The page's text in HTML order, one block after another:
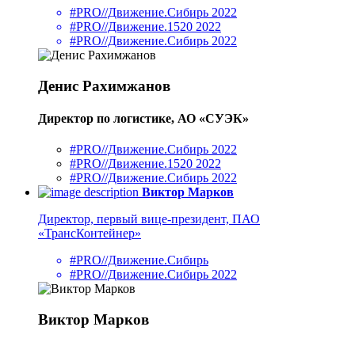
#PRO//Движение.Сибирь 2022
#PRO//Движение.1520 2022
#PRO//Движение.Сибирь 2022
Денис Рахимжанов
Директор по логистике, АО «СУЭК»
#PRO//Движение.Сибирь 2022
#PRO//Движение.1520 2022
#PRO//Движение.Сибирь 2022
Виктор Марков
Директор, первый вице-президент, ПАО
«ТрансКонтейнер»
#PRO//Движение.Сибирь
#PRO//Движение.Сибирь 2022
Виктор Марков